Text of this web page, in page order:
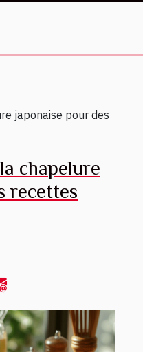
japonaise pour des
chapelure
recettes